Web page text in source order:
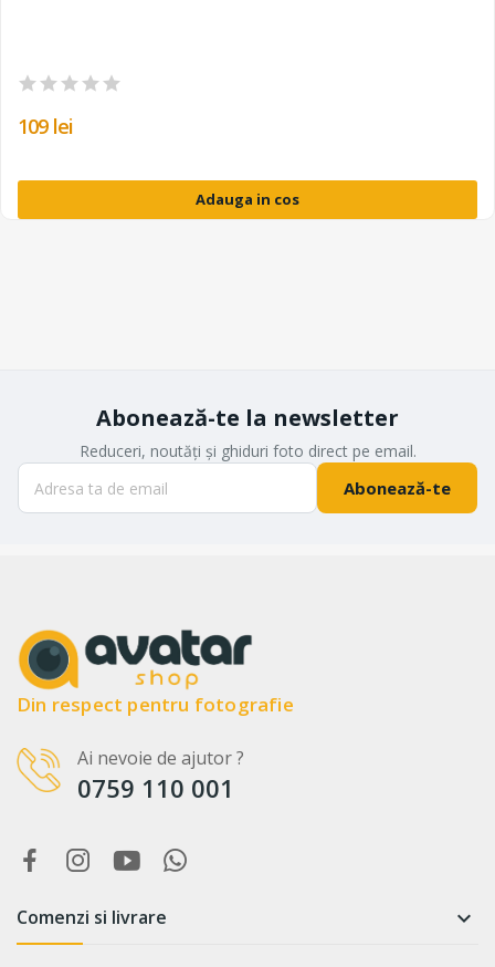
109 lei
Adauga in cos
Abonează-te la newsletter
Reduceri, noutăți și ghiduri foto direct pe email.
Abonează-te
Din respect pentru fotografie
Ai nevoie de ajutor ?
0759 110 001
Comenzi si livrare 